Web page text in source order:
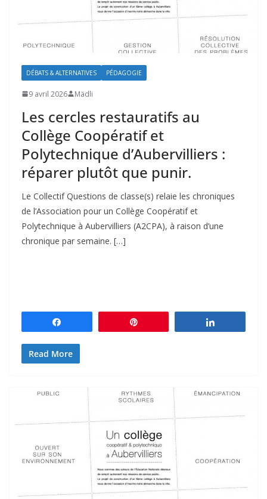
DÉBATS & ALTERNATIVES PÉDAGOGIE
9 avril 2026 Mädli
Les cercles restauratifs au
Collège Coopératif et
Polytechnique d’Aubervilliers :
réparer plutôt que punir.
Le Collectif Questions de classe(s) relaie les chroniques
de l’Association pour un Collège Coopératif et
Polytechnique à Aubervilliers (A2CPA), à raison d’une
chronique par semaine. […]
Read More